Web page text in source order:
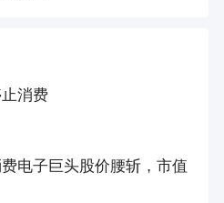
消费
电子巨头股价腰斩，市值